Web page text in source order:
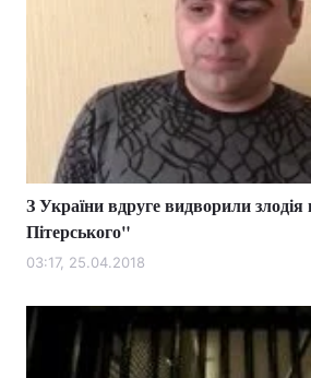
Наука
Лайт
Зброя
Здоров'я
Цікавинки
Екологія
Лонгріди
Відео з Youtube Статті
З України вдруге видворили злодія
Пітерського"
03:17, 25.04.2018